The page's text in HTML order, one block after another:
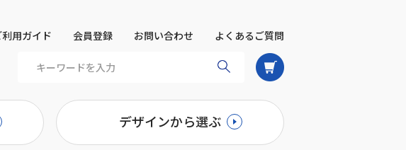
利用ガイド 会員登録 お問い合わせ よくあるご質問
デザインから選ぶ